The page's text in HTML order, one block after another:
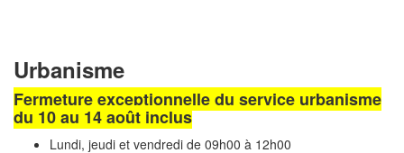
Urbanisme
Fermeture exceptionnelle du service urbanisme
du 10 au 14 août inclus
Lundi, jeudi et vendredi de 09h00 à 12h00